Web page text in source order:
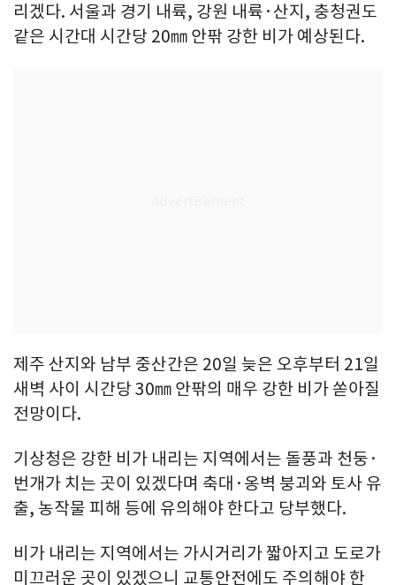
리겠다. 서울과 경기 내륙, 강원 내륙·산지, 충청권도
같은 시간대 시간당 20㎜ 안팎 강한 비가 예상된다.
제주 산지와 남부 중산간은 20일 늦은 오후부터 21일
새벽 사이 시간당 30㎜ 안팎의 매우 강한 비가 쏟아질
전망이다.
기상청은 강한 비가 내리는 지역에서는 돌풍과 천둥·
번개가 치는 곳이 있겠다며 축대·옹벽 붕괴와 토사 유
출, 농작물 피해 등에 유의해야 한다고 당부했다.
비가 내리는 지역에서는 가시거리가 짧아지고 도로가
미끄러운 곳이 있겠으니 교통안전에도 주의해야 한